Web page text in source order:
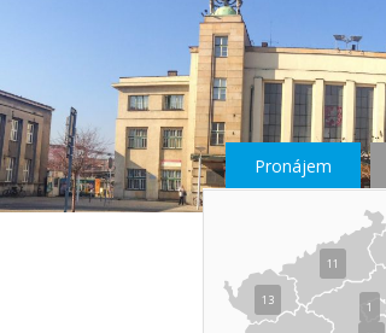
Pronájem
1
11
13